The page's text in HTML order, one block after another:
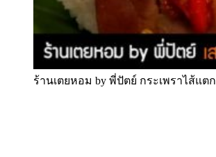
ร้านเตยหอม by พี่ปัตย์ กระเพราไส้แตก